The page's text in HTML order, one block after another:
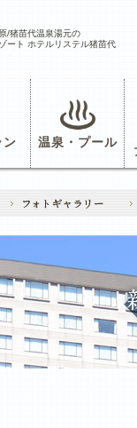
/猪苗代温泉湯元の
ート ホテルリステル猪苗代
ン 温泉・プール